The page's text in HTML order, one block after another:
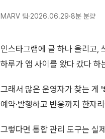
MARV 팀·2026.06.29·8분 분량
인스타그램에 글 하나 올리고,
하루가 앱 사이를 왔다 갔다 하
그래서 많은 운영자가 찾는 게
예약·발행하고 반응까지 한자
그렇다면 통합 관리 도구는 실